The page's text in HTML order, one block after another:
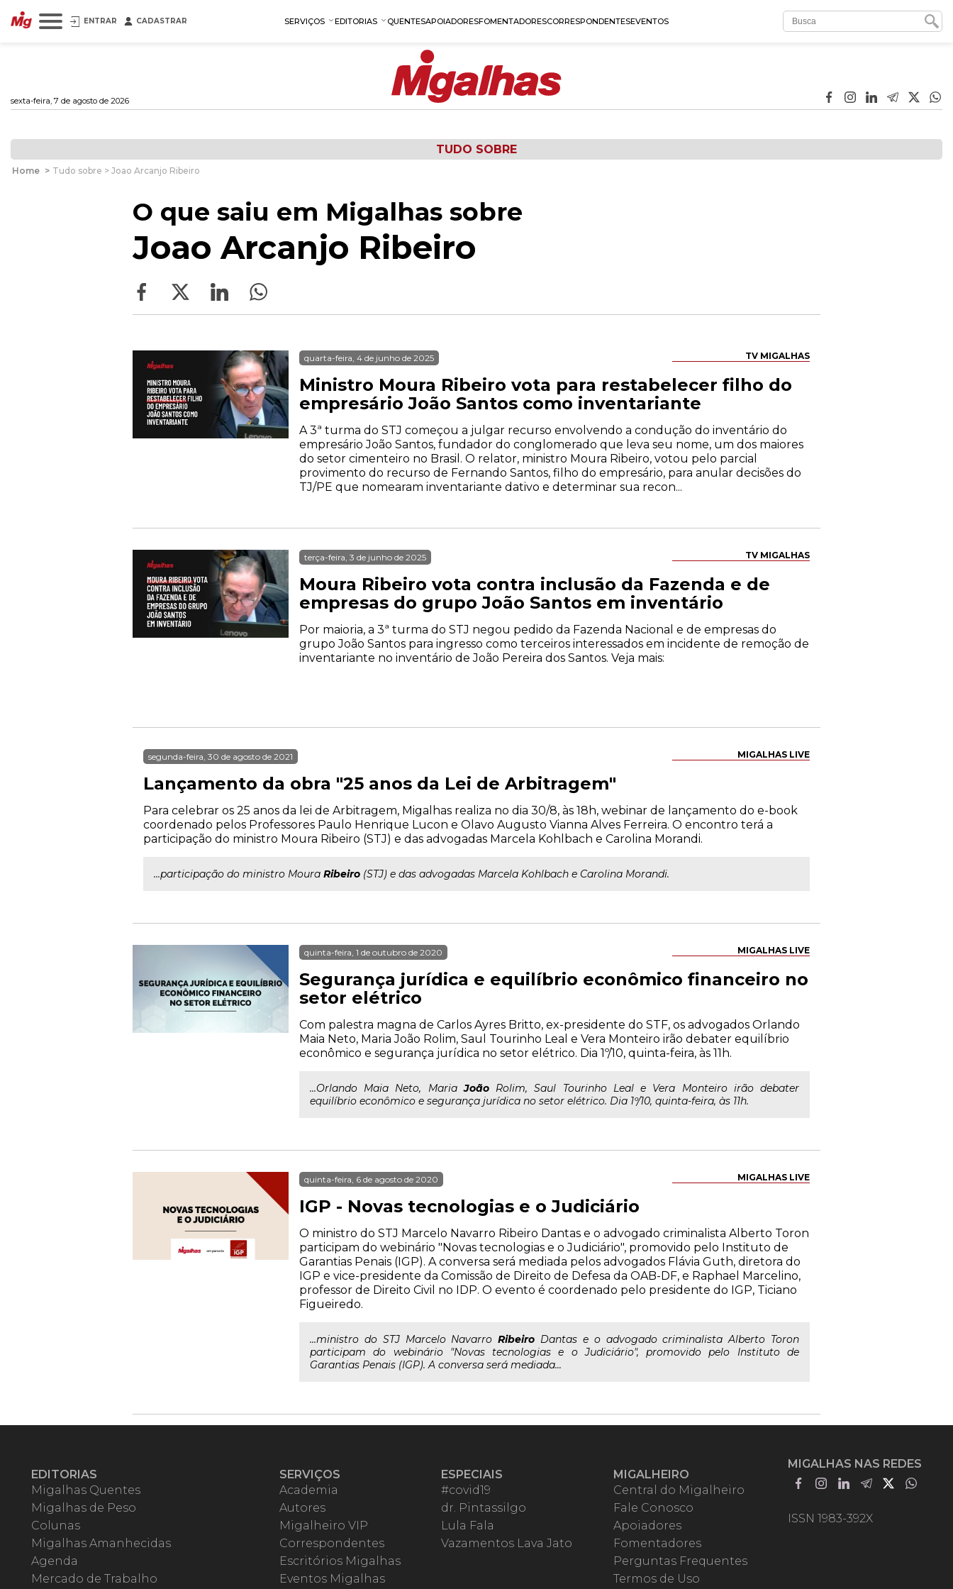
ENTRAR CADASTRAR SERVIÇOS EDITORIAS QUENTESAPOIADORESFOMENTADORESCORRESPONDENTESEVENTOS
sexta-feira, 7 de agosto de 2026
TUDO SOBRE
Home > Tudo sobre > Joao Arcanjo Ribeiro
O que saiu em Migalhas sobre
Joao Arcanjo Ribeiro
TV MIGALHAS
quarta-feira, 4 de junho de 2025
Ministro Moura Ribeiro vota para restabelecer filho do
empresário João Santos como inventariante
A 3ª turma do STJ começou a julgar recurso envolvendo a condução do inventário do
empresário João Santos, fundador do conglomerado que leva seu nome, um dos maiores
do setor cimenteiro no Brasil. O relator, ministro Moura Ribeiro, votou pelo parcial
provimento do recurso de Fernando Santos, filho do empresário, para anular decisões do
TJ/PE que nomearam inventariante dativo e determinar sua recon...
TV MIGALHAS
terça-feira, 3 de junho de 2025
Moura Ribeiro vota contra inclusão da Fazenda e de
empresas do grupo João Santos em inventário
Por maioria, a 3ª turma do STJ negou pedido da Fazenda Nacional e de empresas do
grupo João Santos para ingresso como terceiros interessados em incidente de remoção de
inventariante no inventário de João Pereira dos Santos. Veja mais:
MIGALHAS LIVE
segunda-feira, 30 de agosto de 2021
Lançamento da obra "25 anos da Lei de Arbitragem"
Para celebrar os 25 anos da lei de Arbitragem, Migalhas realiza no dia 30/8, às 18h, webinar de lançamento do e-book
coordenado pelos Professores Paulo Henrique Lucon e Olavo Augusto Vianna Alves Ferreira. O encontro terá a
participação do ministro Moura Ribeiro (STJ) e das advogadas Marcela Kohlbach e Carolina Morandi.
...participação do ministro Moura Ribeiro (STJ) e das advogadas Marcela Kohlbach e Carolina Morandi.
MIGALHAS LIVE
quinta-feira, 1 de outubro de 2020
Segurança jurídica e equilíbrio econômico financeiro no
setor elétrico
Com palestra magna de Carlos Ayres Britto, ex-presidente do STF, os advogados Orlando
Maia Neto, Maria João Rolim, Saul Tourinho Leal e Vera Monteiro irão debater equilíbrio
econômico e segurança jurídica no setor elétrico. Dia 1º/10, quinta-feira, às 11h.
...Orlando Maia Neto, MariaJoãoRolim, Saul Tourinho Leal e Vera Monteiro irão debater
equilíbrio econômico e segurança jurídica no setor elétrico. Dia 1º/10, quinta-feira, às 11h.
MIGALHAS LIVE
quinta-feira, 6 de agosto de 2020
IGP - Novas tecnologias e o Judiciário
O ministro do STJ Marcelo Navarro Ribeiro Dantas e o advogado criminalista Alberto Toron
participam do webinário "Novas tecnologias e o Judiciário", promovido pelo Instituto de
Garantias Penais (IGP). A conversa será mediada pelos advogados Flávia Guth, diretora do
IGP e vice-presidente da Comissão de Direito de Defesa da OAB-DF, e Raphael Marcelino,
professor de Direito Civil no IDP. O evento é coordenado pelo presidente do IGP, Ticiano
Figueiredo.
...ministro do STJ Marcelo NavarroRibeiro Dantas e o advogado criminalista Alberto Toron
participam do webinário "Novas tecnologias e o Judiciário", promovido pelo Instituto de
Garantias Penais (IGP). A conversa será mediada...
EDITORIAS
Migalhas Quentes
Migalhas de Peso
Colunas
Migalhas Amanhecidas
Agenda
Mercado de Trabalho
SERVIÇOS
Academia
Autores
Migalheiro VIP
Correspondentes
Escritórios Migalhas
Eventos Migalhas
ESPECIAIS
#covid19
dr. Pintassilgo
Lula Fala
Vazamentos Lava Jato
MIGALHEIRO
Central do Migalheiro
Fale Conosco
Apoiadores
Fomentadores
Perguntas Frequentes
Termos de Uso
MIGALHAS NAS REDES
ISSN 1983-392X